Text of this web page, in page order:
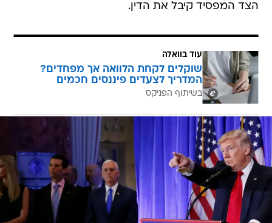
הצד המפסיד קיבל את הדין.
עוד בוואלה
שוקלים לקחת הלוואה אך מפחדים?
המדריך לצעדים פיננסים חכמים
בשיתוף הפניקס